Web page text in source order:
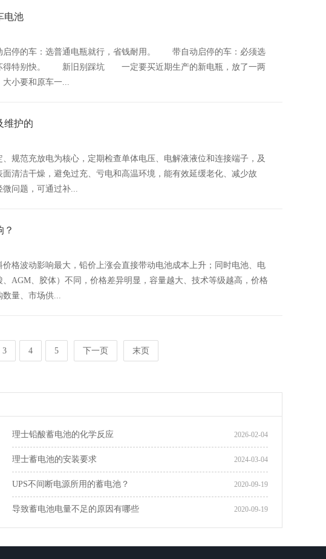
电池
的车：选普通电瓶就行，省钱耐用。 带自动启停的车：必须选
得特别快。 新旧别踩坑 一定要买近期生产的新电瓶，放了一两
小要和原车一...
维护的
规范充放电为核心，定期检查单体电压、电解液液位和连接端子，及
清洁干燥，避免过充、亏电和高温环境，能有效延缓老化、减少故
问题，可通过补...
？
格波动影响最大，铅价上涨会直接带动电池成本上升；同时电池、电
AGM、胶体）不同，价格差异明显，容量越大、技术等级越高，价格
量、市场供...
3 4 5 下一页 末页
2026-02-04
理士铅酸蓄电池的化学反应
2024-03-04
理士蓄电池的安装要求
2020-09-19
UPS不间断电源所用的蓄电池？
2020-09-19
导致蓄电池电量不足的原因有哪些